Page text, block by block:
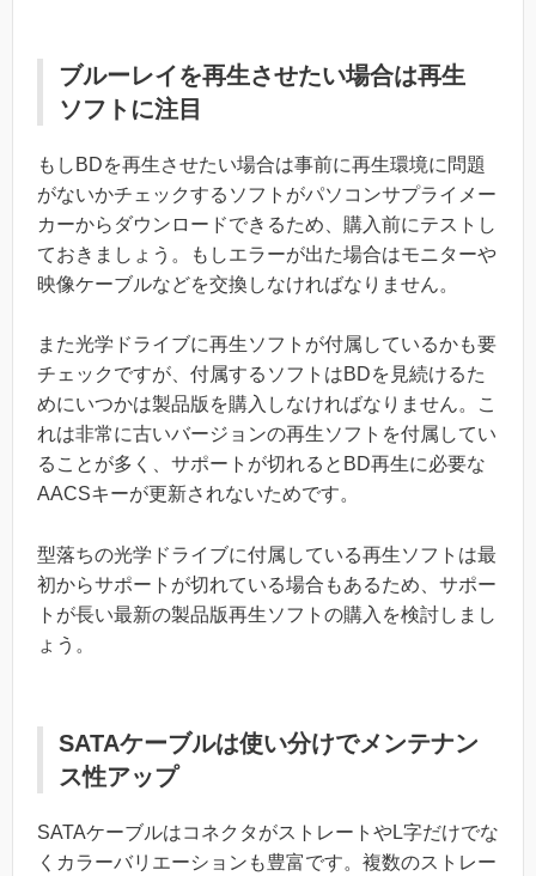
ブルーレイを再生させたい場合は再生
ソフトに注目
もしBDを再生させたい場合は事前に再生環境に問題
がないかチェックするソフトがパソコンサプライメー
カーからダウンロードできるため、購入前にテストし
ておきましょう。もしエラーが出た場合はモニターや
映像ケーブルなどを交換しなければなりません。
また光学ドライブに再生ソフトが付属しているかも要
チェックですが、付属するソフトはBDを見続けるた
めにいつかは製品版を購入しなければなりません。こ
れは非常に古いバージョンの再生ソフトを付属してい
ることが多く、サポートが切れるとBD再生に必要な
AACSキーが更新されないためです。
型落ちの光学ドライブに付属している再生ソフトは最
初からサポートが切れている場合もあるため、サポー
トが長い最新の製品版再生ソフトの購入を検討しまし
ょう。
SATAケーブルは使い分けでメンテナン
ス性アップ
SATAケーブルはコネクタがストレートやL字だけでな
くカラーバリエーションも豊富です。複数のストレー